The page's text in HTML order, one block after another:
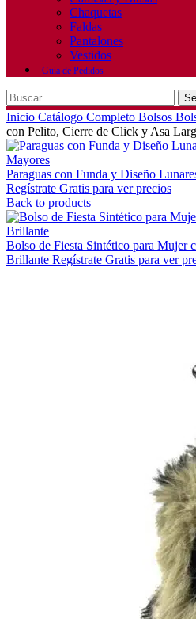
Chaquetas
Faldas
Pantalones
Vestidos
Guía de Pedidos
Inicio Catálogo Completo Bolsos
con Pelito, Cierre de Click y Asa
Paraguas con Funda y Diseño
Regístrate Gratis para ver precios
Back to products
Bolso de Fiesta Sintético para Mujer
Brillante Regístrate Gratis para ver